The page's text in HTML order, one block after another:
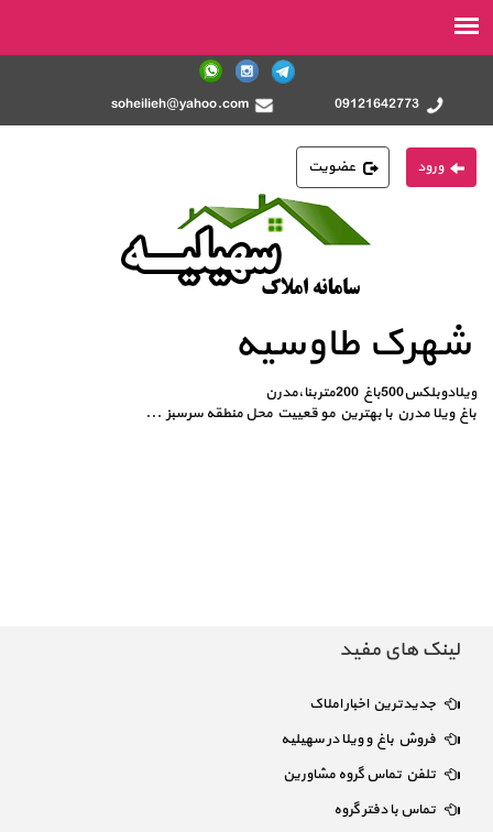
09121642773
soheilieh@yahoo.com
ورود عضویت
شهرک طاوسیه
ویلادوبلکس500باغ 200متربنا،مدرن
باغ ویلا مدرن با بهترین مو قعییت محل منطقه سرسبز ...
لینک های مفید
جدیدترین اخبار املاک
فروش باغ و ویلا در سهیلیه
تلفن تماس گروه مشاورین
تماس با دفتر گروه